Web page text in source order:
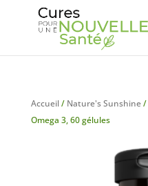
Accueil/ Nature's Sunshine/
Omega 3, 60 gélules